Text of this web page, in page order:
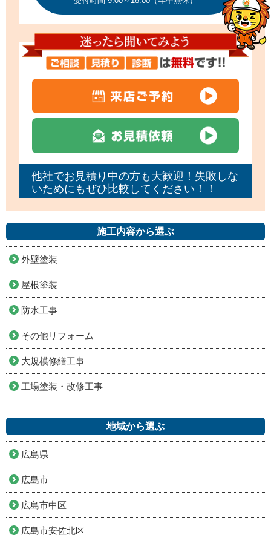
他社でお見積り中の方も大歓迎！失敗しな
いためにもぜひ比較してください！！
施工内容から選ぶ
外壁塗装
屋根塗装
防水工事
その他リフォーム
大規模修繕工事
工場塗装・改修工事
地域から選ぶ
広島県
広島市
広島市中区
広島市安佐北区